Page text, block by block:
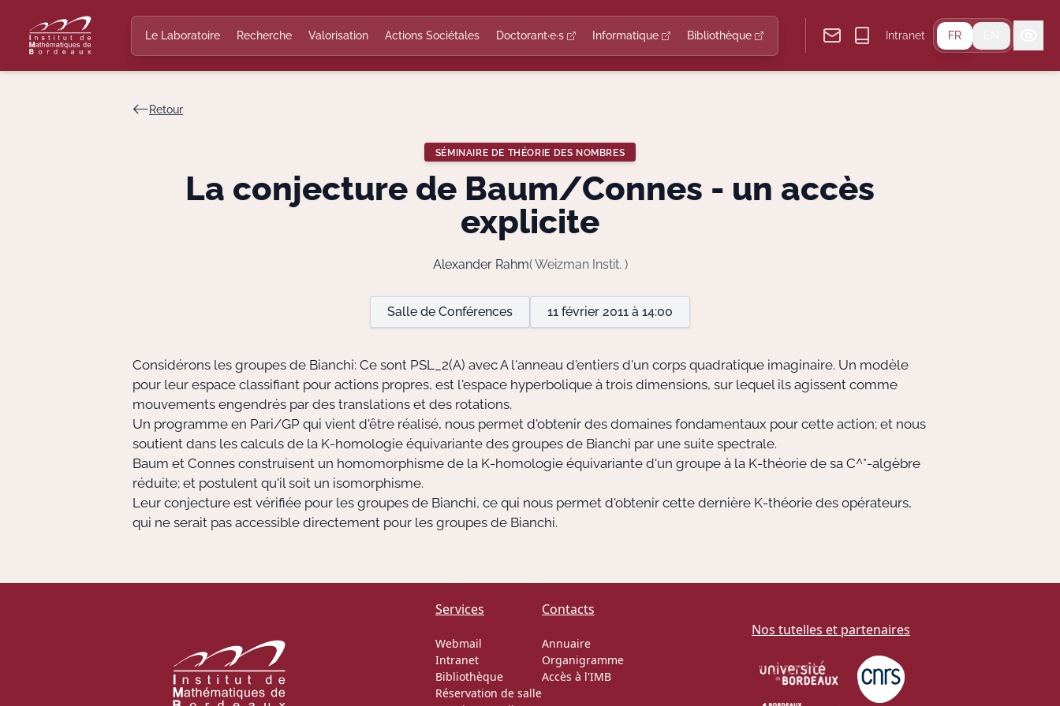
Le Laboratoire Recherche Valorisation Actions Sociétales Doctorant·e·s Informatique Bibliothèque Intranet FR
Retour
SÉMINAIRE DE THÉORIE DES NOMBRES
La conjecture de Baum/Connes - un accès
explicite
Alexander Rahm( Weizman Instit. )
Salle de Conférences 11 février 2011 à 14:00
Considérons les groupes de Bianchi: Ce sont PSL_2(A) avec A l'anneau d'entiers d'un corps quadratique imaginaire. Un modèle
pour leur espace classifiant pour actions propres, est l'espace hyperbolique à trois dimensions, sur lequel ils agissent comme
mouvements engendrés par des translations et des rotations.
Un programme en Pari/GP qui vient d'être réalisé, nous permet d'obtenir des domaines fondamentaux pour cette action; et nous
soutient dans les calculs de la K-homologie équivariante des groupes de Bianchi par une suite spectrale.
Baum et Connes construisent un homomorphisme de la K-homologie équivariante d'un groupe à la K-théorie de sa C^*-algèbre
réduite; et postulent qu'il soit un isomorphisme.
Leur conjecture est vérifiée pour les groupes de Bianchi, ce qui nous permet d'obtenir cette dernière K-théorie des opérateurs,
qui ne serait pas accessible directement pour les groupes de Bianchi.
Services
Webmail
Intranet
Bibliothèque
Réservation de salle
Contacts
Annuaire
Organigramme
Accès à l'IMB
Nos tutelles et partenaires